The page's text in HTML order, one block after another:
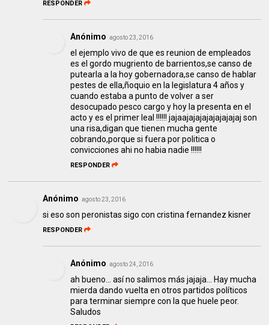
RESPONDER
Anónimo agosto 23, 2016
el ejemplo vivo de que es reunion de empleados
es el gordo mugriento de barrientos,se canso de
putearla a la hoy gobernadora,se canso de hablar
pestes de ella,ñoquio en la legislatura 4 años y
cuando estaba a punto de volver a ser
desocupado pesco cargo y hoy la presenta en el
acto y es el primer leal !!!!!! jajaajajajajajajajajaj son
una risa,digan que tienen mucha gente
cobrando,porque si fuera por politica o
convicciones ahi no habia nadie !!!!!!
RESPONDER
Anónimo agosto 23, 2016
si eso son peronistas sigo con cristina fernandez kisner
RESPONDER
Anónimo agosto 24, 2016
ah bueno... así no salimos más jajaja... Hay mucha
mierda dando vuelta en otros partidos políticos
para terminar siempre con la que huele peor.
Saludos